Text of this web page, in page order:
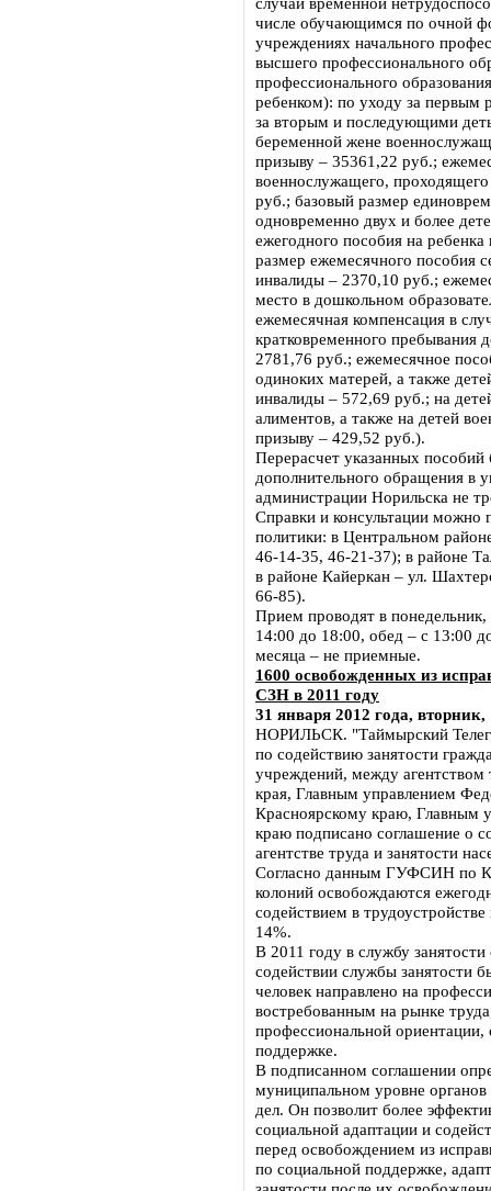
числе обучающимся по очной
учреждениях начального
высшего профессионального
профессионального
ребенком): по уходу за первым
за вторым и последующими
беременной жене
призыву – 35361,22 руб.;
военнослужащего,
руб.; базовый размер
одновременно двух и более
ежегодного пособия на
размер ежемесячного пособия
инвалиды – 2370,10 руб.;
место в дошкольном
ежемесячная компенсация в
кратковременного пребывания
2781,76 руб.; ежемесячное
одиноких матерей, а также
инвалиды – 572,69 руб.; на
алиментов, а также на детей
призыву – 429,52 руб.).
Перерасчет указанных пособий
дополнительного обращения в
администрации Норильска не
Справки и консультации можно
политики: в Центральном
46-14-35, 46-21-37); в районе
в районе Кайеркан – ул.
66-85).
Прием проводят в
14:00 до 18:00, обед – с 13:00
месяца – не приемные.
1600 освобожденных из
СЗН в 2011 году
31 января 2012 года, вторник,
НОРИЛЬСК. "Таймырский
по содействию занятости
учреждений, между агентством
края, Главным управлением
Красноярскому краю, Главным
краю подписано соглашение о
агентстве труда и занятости
Согласно данным ГУФСИН по
колоний освобождаются
содействием в
14%.
В 2011 году в службу
содействии службы занятости
человек направлено на
востребованным на рынке
профессиональной ориентации,
поддержке.
В подписанном соглашении
муниципальном уровне
дел. Он позволит более
социальной адаптации и
перед освобождением из
по социальной поддержке,